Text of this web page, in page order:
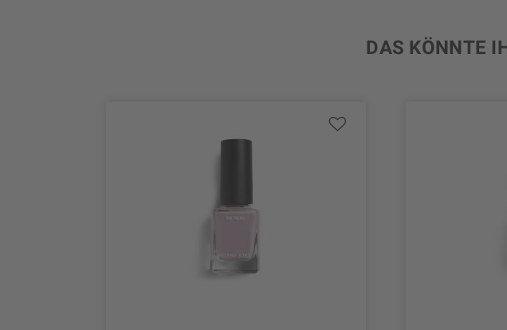
DAS KÖNNTE